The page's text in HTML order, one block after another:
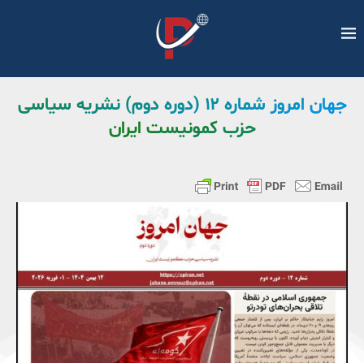
جهان امروز شماره ۱۲ (دوره دوم) نشریه سیاسی
حزب کمونیست ایران